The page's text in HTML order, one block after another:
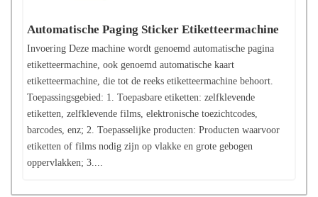
Automatische Paging Sticker Etiketteermachine
Invoering Deze machine wordt genoemd automatische pagina
etiketteermachine, ook genoemd automatische kaart
etiketteermachine, die tot de reeks etiketteermachine behoort.
Toepassingsgebied: 1. Toepasbare etiketten: zelfklevende
etiketten, zelfklevende films, elektronische toezichtcodes,
barcodes, enz; 2. Toepasselijke producten: Producten waarvoor
etiketten of films nodig zijn op vlakke en grote gebogen
oppervlakken; 3....